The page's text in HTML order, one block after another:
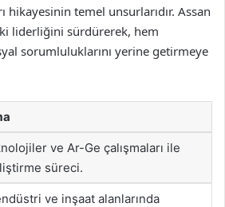
hikayesinin temel unsurlarıdır. Assan
liderliğini sürdürerek, hem
sorumluluklarını yerine getirmeye
ve Ar-Ge çalışmaları ile
süreci.
ve inşaat alanlarında